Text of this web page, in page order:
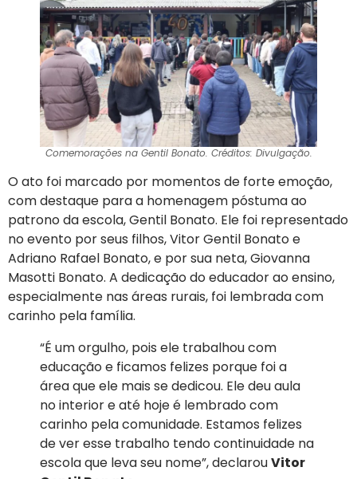
Comemorações na Gentil Bonato. Créditos: Divulgação.
O ato foi marcado por momentos de forte emoção,
com destaque para a homenagem póstuma ao
patrono da escola, Gentil Bonato. Ele foi representado
no evento por seus filhos, Vitor Gentil Bonato e
Adriano Rafael Bonato, e por sua neta, Giovanna
Masotti Bonato. A dedicação do educador ao ensino,
especialmente nas áreas rurais, foi lembrada com
carinho pela família.
“É um orgulho, pois ele trabalhou com
educação e ficamos felizes porque foi a
área que ele mais se dedicou. Ele deu aula
no interior e até hoje é lembrado com
carinho pela comunidade. Estamos felizes
de ver esse trabalho tendo continuidade na
escola que leva seu nome”, declarouVitor